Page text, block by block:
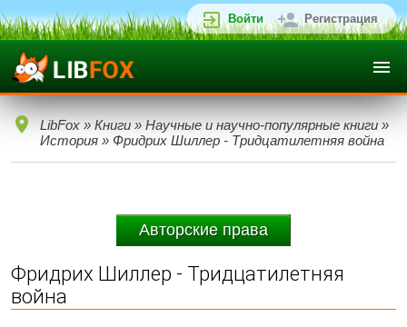
Войти Регистрация
LibFox » Книги » Научные и научно-популярные книги »
История » Фридрих Шиллер - Тридцатилетняя война
Авторские права
Фридрих Шиллер - Тридцатилетняя
война